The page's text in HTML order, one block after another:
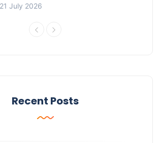
21 July 2026
Recent Posts